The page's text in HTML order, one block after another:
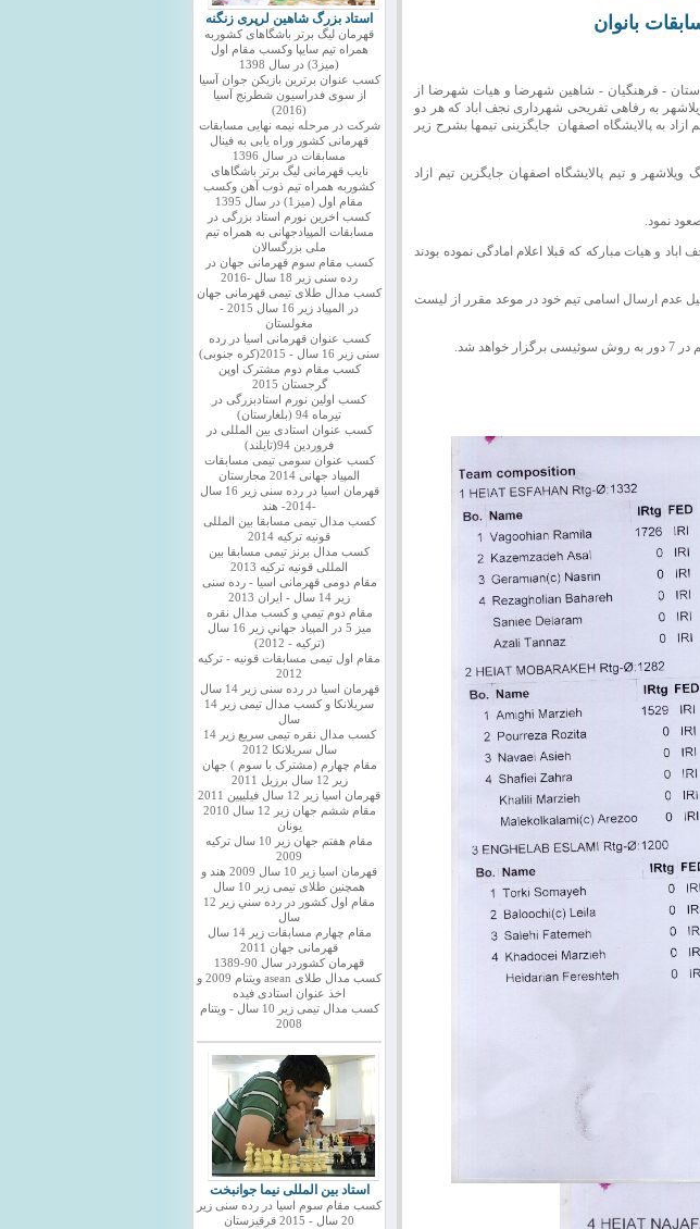
بانوان
استان - فرهنگیان - شاهین شهرضا و هیات شهرضا از
به رفاهی تفریحی شهرداری نجف اباد که هر دو
به پالایشگاه اصفهان جایگزینی تیمها بشرح زیر
و تیم پالایشگاه اصفهان جایگزین تیم ازاد
و هیات مبارکه که قبلا اعلام امادگی نموده بودند
عدم ارسال اسامی تیم خود در موعد مقرر از لیست
استاد بزرگ شاهین لرپری زنگنه
قهرمان لیگ برتر باشگاهای کشوربه
همراه تیم سایپا وکسب مقام اول
(میز3) در سال 1398
کسب عنوان برترین بازیکن جوان آسیا
از سوی فدراسیون شطرنج آسیا
(2016)
شرکت در مرحله نیمه نهایی مسابقات
قهرمانی کشور وراه یابی به فینال
مسابقات در سال 1396
نایب قهرمانی لیگ برتر باشگاهای
کشوربه همراه تیم ذوب آهن وکسب
مقام اول (میز1) در سال 1395
کسب اخرین نورم استاد بزرگی در
مسابقات المپیادجهانی به همراه تیم
ملی بزرگسالان
کسب مقام سوم قهرمانی جهان در
رده سنی زیر 18 سال -2016
کسب مدال طلای تیمی قهرمانی جهان
در المپیاد زیر 16 سال 2015 -
مغولستان
کسب عنوان قهرمانی اسیا در رده
سنی زیر 16 سال - 2015(کره جنوبی)
کسب مقام دوم مشترک اوپن
گرجستان 2015
کسب اولین نورم استادبزرگی در
تیرماه 94 (بلغارستان)
کسب عنوان استادی بین المللی در
فروردین 94(تایلند)
کسب عنوان سومی تیمی مسابقات
المپیاد جهانی 2014 مجارستان
قهرمان اسیا در رده سنی زیر 16 سال
-2014- هند
کسب مدال تیمی مسابقا بین المللی
قونیه ترکیه 2014
کسب مدال برنز تیمی مسابقا بین
المللی قونیه ترکیه 2013
مقام دومی قهرمانی اسیا - رده سنی
زیر 14 سال - ایران 2013
مقام دوم تيمي و كسب مدال نقره
ميز 5 در المپياد جهاني زير 16 سال
(تركيه - 2012)
مقام اول تیمی مسابقات قونیه - ترکیه
2012
قهرمان اسیا در رده سنی زیر 14 سال
سريلانكا و کسب مدال تیمی زیر 14
سال
کسب مدال نقره تیمی سریع زیر 14
سال سریلانکا 2012
مقام چهارم (مشترک با سوم ) جهان
زیر 12 سال برزیل 2011
قهرمان اسيا زير 12 سال فیلیپین 2011
مقام ششم جهان زیر 12 سال 2010
یونان
مقام هفتم جهان زیر 10 سال ترکیه
2009
قهرمان اسيا زیر 10 سال 2009 هند و
همچنین طلای تیمی زیر 10 سال
مقام اول كشور در رده سني زير 12
سال
مقام چهارم مسابقات زیر 14 سال
قهرمانی جهان 2011
قهرمان کشوردر سال 90-1389
کسب مدال طلای asean ویتنام 2009 و
اخذ عنوان استادی فیده
کسب مدال تیمی زیر 10 سال - ویتنام
2008
استاد بین المللی نیما جوانبخت
کسب مقام سوم اسیا در رده سنی زیر
20 سال - 2015 قرقیزستان